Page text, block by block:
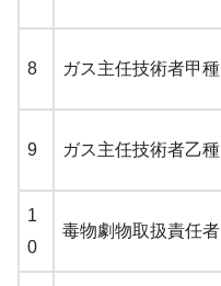
8 ガス主任技術者甲種
9 ガス主任技術者乙種
1
0
毒物劇物取扱責任者